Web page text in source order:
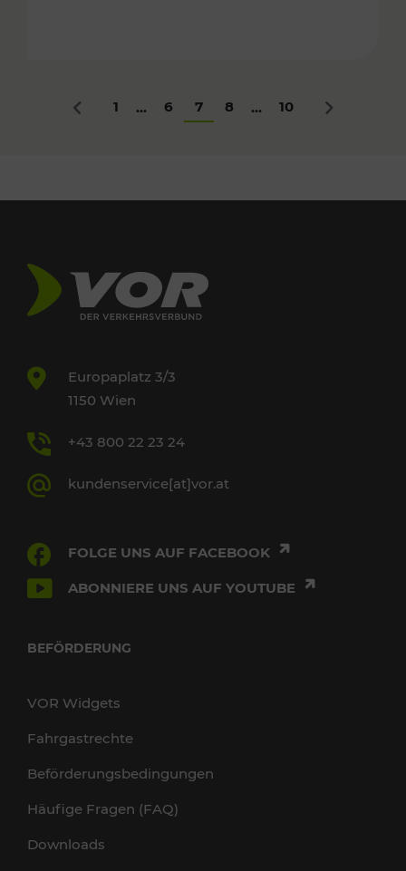
Zurück
1 ... 6 7 8 ... 10 Nächstes
Europaplatz 3/3
1150 Wien
+43 800 22 23 24
kundenservice[at]vor.at
FOLGE UNS AUF FACEBOOK
ABONNIERE UNS AUF YOUTUBE
BEFÖRDERUNG
VOR Widgets
Fahrgastrechte
Beförderungsbedingungen
Häufige Fragen (FAQ)
Downloads